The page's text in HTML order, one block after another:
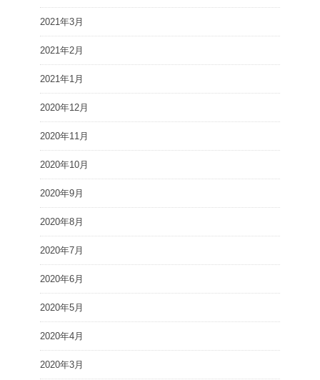
2021年3月
2021年2月
2021年1月
2020年12月
2020年11月
2020年10月
2020年9月
2020年8月
2020年7月
2020年6月
2020年5月
2020年4月
2020年3月